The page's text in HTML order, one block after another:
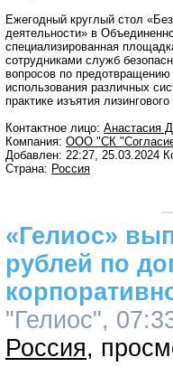
Ежегодный круглый стол
деятельности» в
специализированная
сотрудниками служб
вопросов по
использования различных
практике изъятия
Контактное лицо: Анастасия
Компания: ООО "СК
Добавлен: 22:27, 25.03.2024
Страна: Россия
«Гелиос»
рублей по
"Гелиос",
Россия